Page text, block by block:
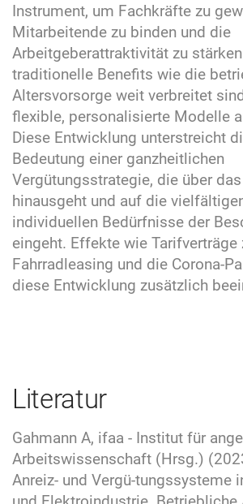
Instrument, um Fachkräfte zu
Mitarbeitende zu binden und die
Arbeitgeberattraktivität zu
traditionelle Benefits wie die
Altersvorsorge weit verbreitet
flexible, personalisierte Modelle
Diese Entwicklung unterstreicht
Bedeutung einer ganzheitlichen
Vergütungsstrategie, die über
hinausgeht und auf die
individuellen Bedürfnisse der
eingeht. Effekte wie Tarifverträge
Fahrradleasing und die Corona-
diese Entwicklung zusätzlich
Literatur
Gahmann A, ifaa - Institut für
Arbeitswissenschaft (Hrsg.)
Anreiz- und Vergü-tungssysteme